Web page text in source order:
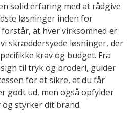
solid erfaring med at rådgive
løsninger inden for
at hver virksomhed er
skræddersyede løsninger, der
krav og budget. Fra
til tryk og broderi, guider
for at sikre, at du får
godt ud, men også opfylder
styrker dit brand.